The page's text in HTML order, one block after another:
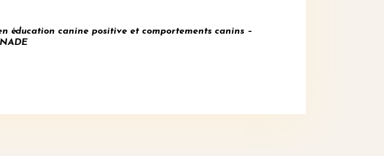
éducation canine positive et comportements canins –